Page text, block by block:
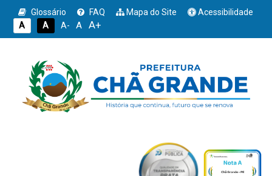
Glossário FAQ Mapa do Site
Acessibilidade
A
A A- A A+